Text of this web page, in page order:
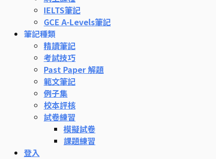
IELTS筆記
GCE A-Levels筆記
筆記種類
精讀筆記
考試技巧
Past Paper 解題
範文筆記
例子集
校本評核
試卷練習
模擬試卷
課題練習
登入